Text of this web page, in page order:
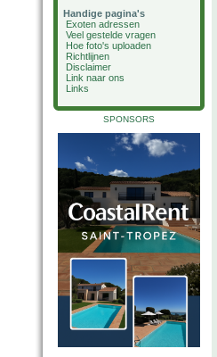
Handige pagina's
Exoten adressen
Veel gestelde vragen
Hoe foto's uploaden
Richtlijnen
Disclaimer
Link naar ons
Links
SPONSORS